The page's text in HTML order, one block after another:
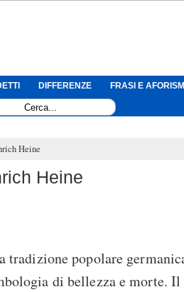
DIFFERENZE FRASI E AFORISMI
Heine
Heine
tradizione popolare
di bellezza e morte.